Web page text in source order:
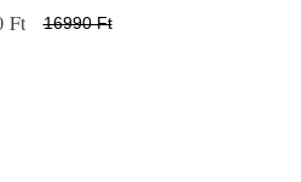
Ft 16990 Ft